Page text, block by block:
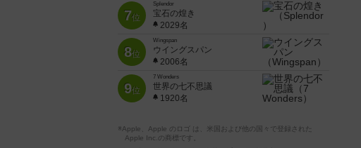
7位
Splendor
宝石の煌き
2029名
8位
Wingspan
ウイングスパン
2006名
9位
7 Wonders
世界の七不思議
1920名
※Apple、Apple のロゴ は、米国および他の国々で登録された
Apple Inc.の商標です。